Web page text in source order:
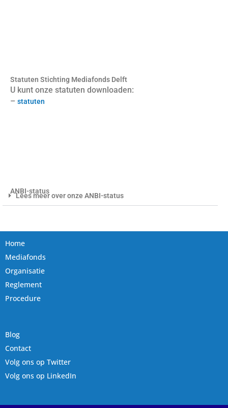
Statuten Stichting Mediafonds Delft
U kunt onze statuten downloaden:
– statuten
ANBI-status
Lees meer over onze ANBI-status
Home
Mediafonds
Organisatie
Reglement
Procedure
Blog
Contact
Volg ons op Twitter
Volg ons op LinkedIn